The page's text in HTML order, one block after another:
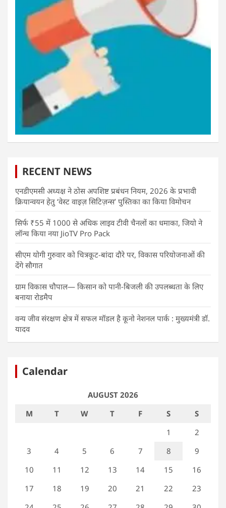
RECENT NEWS
एनडीएमसी अध्यक्ष ने ठोस अपशिष्ट प्रबंधन नियम, 2026 के प्रभावी
क्रियान्वयन हेतु ‘वेस्ट वाइज़ सिटिज़न्स’ पुस्तिका का किया विमोचन
सिर्फ ₹55 में 1000 से अधिक लाइव टीवी चैनलों का धमाका, जियो ने
लॉन्च किया नया JioTV Pro Pack
सीएम योगी गुरुवार को चित्रकूट-बांदा दौरे पर, विकास परियोजनाओं की
देंगे सौगात
ग्राम विकास चौपाल— किसान को पानी-बिजली की उपलब्धता के लिए
बनाया रोडमैप
वन्य जीव संरक्षण क्षेत्र में सफल मॉडल है कूनो नेशनल पार्क : मुख्यमंत्री डॉ.
यादव
Calendar
AUGUST 2026
M
T W T F S
S
1
2
3
4 5 6 7 8
9
10
11 12 13 14 15
16
17
18 19 20 21 22
23